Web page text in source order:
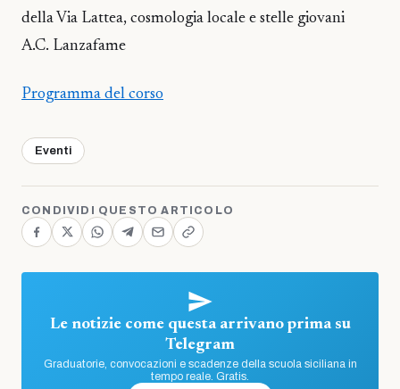
della Via Lattea, cosmologia locale e stelle giovani
A.C. Lanzafame
Programma del corso
Eventi
CONDIVIDI QUESTO ARTICOLO
Le notizie come questa arrivano prima su
Telegram
Graduatorie, convocazioni e scadenze della scuola siciliana in
tempo reale. Gratis.